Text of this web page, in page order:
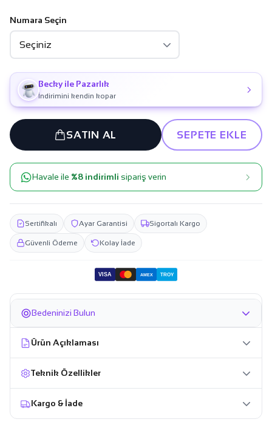
Numara Seçin
Becky ile Pazarlık
İndirimini kendin kopar
SATIN AL SEPETE EKLE
Havale ile %8 indirimli sipariş verin
Sertifikalı Ayar Garantisi Sigortalı Kargo
Güvenli Ödeme Kolay İade
VISA AMEX TROY
Bedeninizi Bulun
Ürün Açıklaması
Teknik Özellikler
Kargo & İade